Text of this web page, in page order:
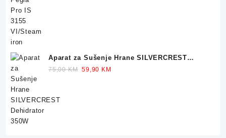
Aparat za Sušenje Hrane SILVERCREST
Dehidrator 350W
75,00KM Original
59,90 KM